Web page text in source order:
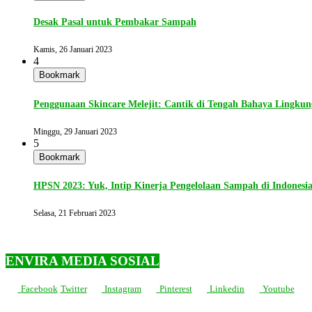
Desak Pasal untuk Pembakar Sampah
Kamis, 26 Januari 2023
4
Bookmark
Penggunaan Skincare Melejit: Cantik di Tengah Bahaya
Minggu, 29 Januari 2023
5
Bookmark
HPSN 2023: Yuk, Intip Kinerja Pengelolaan Sampah di Indonesia
Selasa, 21 Februari 2023
ENVIRA MEDIA SOSIAL
Facebook Twitter Instagram Pinterest Linkedin Youtube